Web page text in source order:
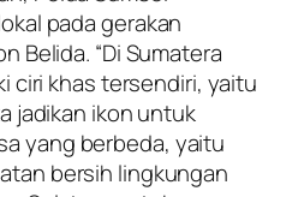
pada gerakan
Belida. “Di Sumatera
ciri khas tersendiri, yaitu
jadikan ikon untuk
yang berbeda, yaitu
bersih lingkungan